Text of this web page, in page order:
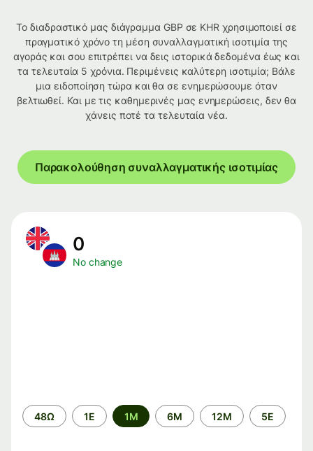
Το διαδραστικό μας διάγραμμα GBP σε KHR χρησιμοποιεί σε
πραγματικό χρόνο τη μέση συναλλαγματική ισοτιμία της
αγοράς και σου επιτρέπει να δεις ιστορικά δεδομένα έως και
τα τελευταία 5 χρόνια. Περιμένεις καλύτερη ισοτιμία; Βάλε
μια ειδοποίηση τώρα και θα σε ενημερώσουμε όταν
βελτιωθεί. Και με τις καθημερινές μας ενημερώσεις, δεν θα
χάνεις ποτέ τα τελευταία νέα.
Παρακολούθηση συναλλαγματικής ισοτιμίας
0
No change
Time
period
48Ω 1Ε 1M 6M 12M 5Ε